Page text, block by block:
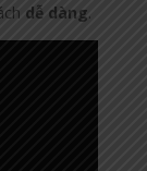
dễ dàng.